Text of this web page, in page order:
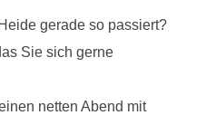
gerade so passiert?
Sie sich gerne
netten Abend mit